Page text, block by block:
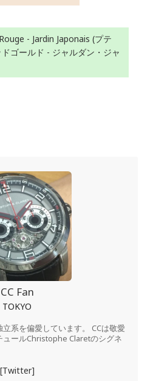
- Jardin Japonais (プテ
ゴールド - ジャルダン・ジャ
CC Fan
TOKYO
系を偏愛しています。 CCは敬愛
ールChristophe Claretのシグネ
[Twitter]